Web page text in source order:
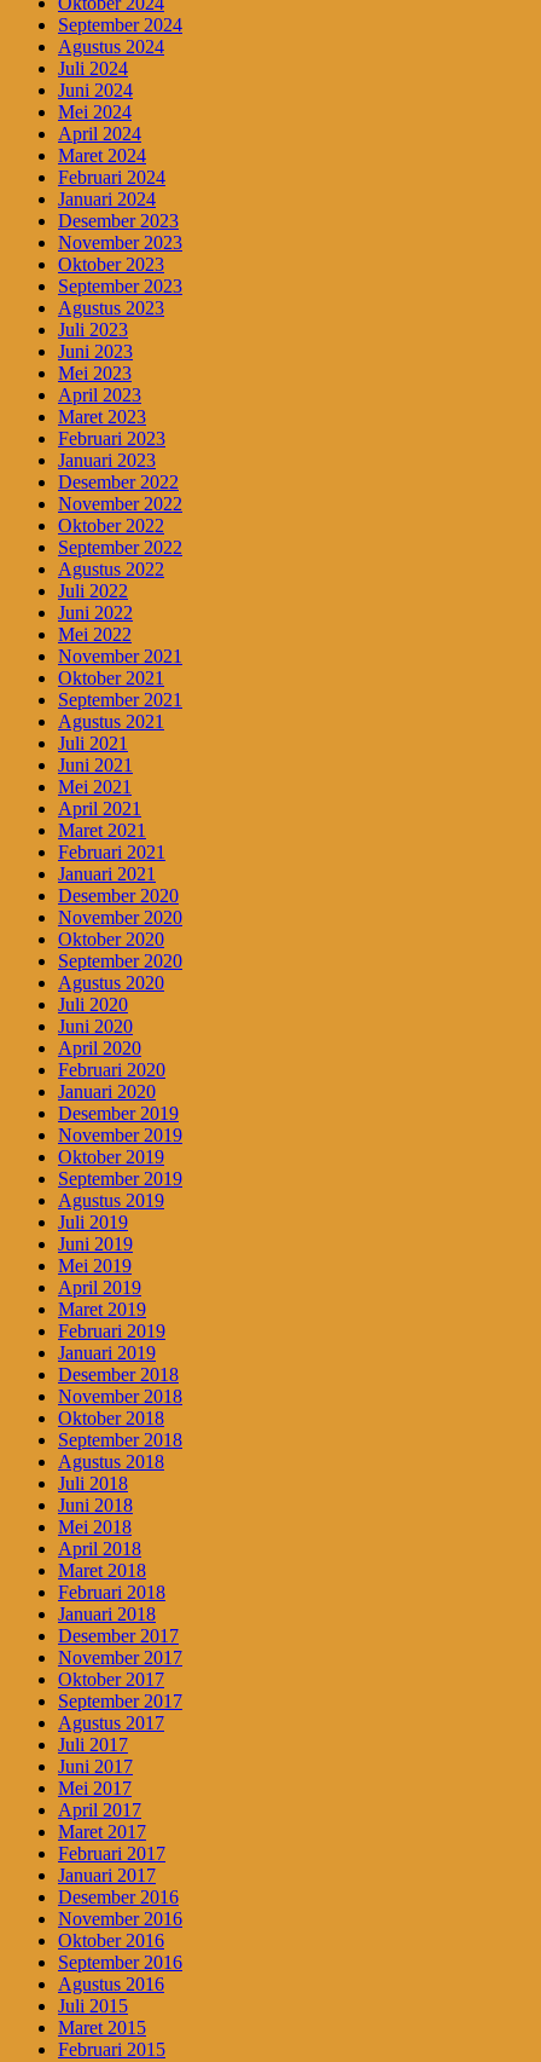
September 2024
Agustus 2024
Juli 2024
Juni 2024
Mei 2024
April 2024
Maret 2024
Februari 2024
Januari 2024
Desember 2023
November 2023
Oktober 2023
September 2023
Agustus 2023
Juli 2023
Juni 2023
Mei 2023
April 2023
Maret 2023
Februari 2023
Januari 2023
Desember 2022
November 2022
Oktober 2022
September 2022
Agustus 2022
Juli 2022
Juni 2022
Mei 2022
November 2021
Oktober 2021
September 2021
Agustus 2021
Juli 2021
Juni 2021
Mei 2021
April 2021
Maret 2021
Februari 2021
Januari 2021
Desember 2020
November 2020
Oktober 2020
September 2020
Agustus 2020
Juli 2020
Juni 2020
April 2020
Februari 2020
Januari 2020
Desember 2019
November 2019
Oktober 2019
September 2019
Agustus 2019
Juli 2019
Juni 2019
Mei 2019
April 2019
Maret 2019
Februari 2019
Januari 2019
Desember 2018
November 2018
Oktober 2018
September 2018
Agustus 2018
Juli 2018
Juni 2018
Mei 2018
April 2018
Maret 2018
Februari 2018
Januari 2018
Desember 2017
November 2017
Oktober 2017
September 2017
Agustus 2017
Juli 2017
Juni 2017
Mei 2017
April 2017
Maret 2017
Februari 2017
Januari 2017
Desember 2016
November 2016
Oktober 2016
September 2016
Agustus 2016
Juli 2015
Maret 2015
Februari 2015